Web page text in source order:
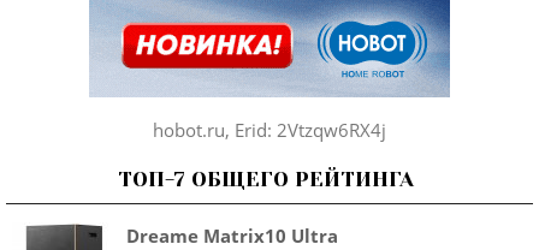
hobot.ru, Erid: 2Vtzqw6RX4j
ТОП-7 ОБЩЕГО РЕЙТИНГА
Dreame Matrix10 Ultra